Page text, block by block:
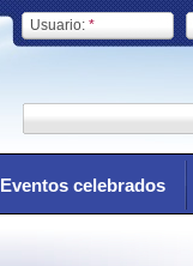
Usuario: *
Eventos celebrados